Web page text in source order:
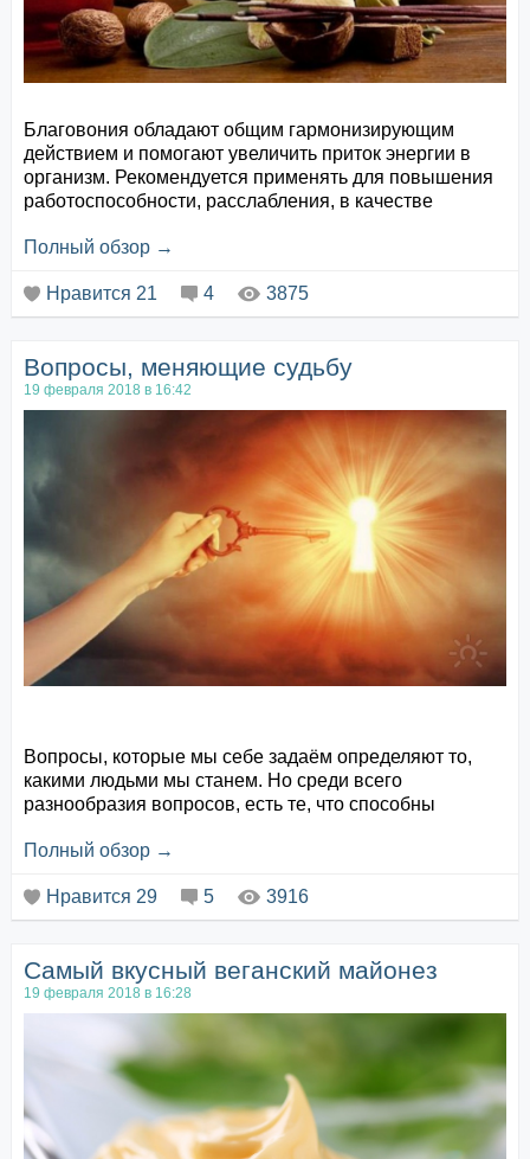
Благовония обладают общим гармонизирующим
действием и помогают увеличить приток энергии в
организм. Рекомендуется применять для повышения
работоспособности, расслабления, в качестве
негативных эмоций и неприятных мыслей, также
пространства.
очага.&nbs...
Полный обзор →
Нравится 21 4 3875
Вопросы, меняющие судьбу
19 февраля 2018 в 16:42
Вопросы, которые мы себе задаём определяют то,
какими людьми мы станем. Но среди всего
разнообразия вопросов, есть те, что способны
показать смысл жизни. Поэтому сегодня мы обсудим
Мы привыкли задавать себе сложные вопросы: как
высшее образование, как понравиться другим
людям…
Но в...
Полный обзор →
Нравится 29 5 3916
Самый вкусный веганский майонез
19 февраля 2018 в 16:28